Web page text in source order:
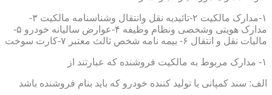
۱-مدارک مالکیت ۲-تائیدیه نقل وانتقال وشناسنامه مالکیت ۳-
مدارک هویتی وشخصی ونظام وظیفه ۴-عوارض سالیانه خودرو ۵-
مالیات نقل و انتقال ۶- بیمه نامه شخص ثالث معتبر ۷-کارت سوخت
۱- مدارک مربوط به مالکیت فروشنده که عبارتند از
الف: سند کمپانی یا تولید کننده خودرو که باید بنام فروشنده باشد